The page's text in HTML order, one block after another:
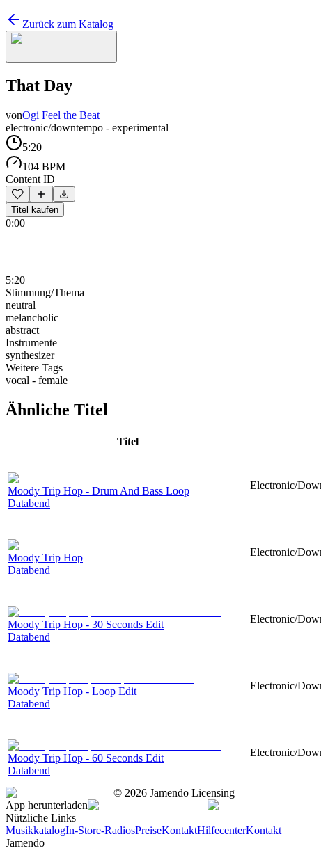
Zurück zum Katalog
That Day
vonOgi Feel the Beat
electronic/downtempo - experimental
5:20
104 BPM
Content ID
Titel kaufen
0:00
5:20
Stimmung/Thema
neutral
melancholic
abstract
Instrumente
synthesizer
Weitere Tags
vocal - female
Ähnliche Titel
Titel
Moody Trip Hop - Drum And Bass Loop
Databend
Electronic/
Moody Trip Hop
Databend
Electronic/
Moody Trip Hop - 30 Seconds Edit
Databend
Electronic/
Moody Trip Hop - Loop Edit
Databend
Electronic/
Moody Trip Hop - 60 Seconds Edit
Databend
Electronic/
© 2026 Jamendo Licensing
App herunterladen
Nützliche Links
MusikkatalogIn-Store-RadiosPreiseKontaktHilfecenterKontakt
Jamendo